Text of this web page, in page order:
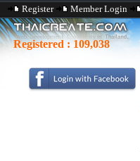
Register Member Login
Registered : 109,038